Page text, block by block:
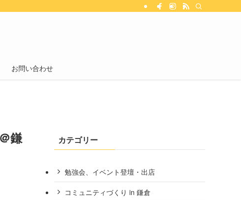
お問い合わせ
鎌
カテゴリー
勉強会、イベント登壇・出店
コミュニティづくり in 鎌倉